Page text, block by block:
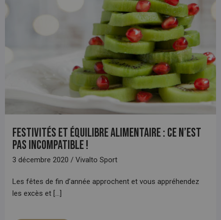
Festivités et équilibre alimentaire : Ce n’est
pas incompatible !
3 décembre 2020 / Vivalto Sport
Les fêtes de fin d’année approchent et vous appréhendez
les excès et [...]